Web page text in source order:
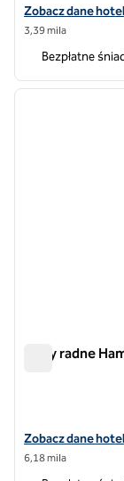
Zobacz
Zobacz dane
3,39 mila
Bezpłatne
1 z 12
Blufy radne
Zobacz
Zobacz dane
6,18 mila